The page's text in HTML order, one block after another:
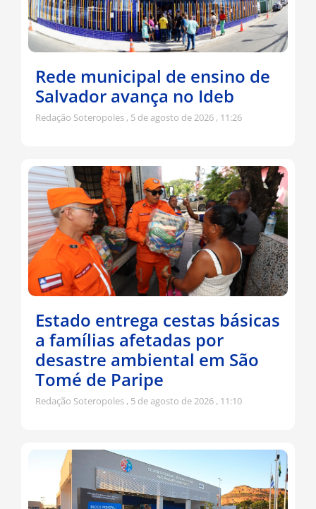
Rede municipal de ensino de
Salvador avança no Ideb
Redação Soteropoles 5 de agosto de 2026 11:26
Estado entrega cestas básicas
a famílias afetadas por
desastre ambiental em São
Tomé de Paripe
Redação Soteropoles 5 de agosto de 2026 11:10